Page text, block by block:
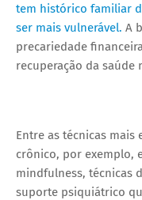
tem histórico familiar
ser mais vulnerável. A
precariedade
recuperação da saúde
Entre as técnicas mais
crônico, por exemplo,
mindfulness, técnicas
suporte psiquiátrico